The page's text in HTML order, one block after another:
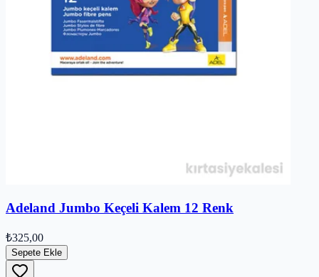
Adeland Jumbo Keçeli Kalem 12 Renk
₺325,00
Sepete Ekle